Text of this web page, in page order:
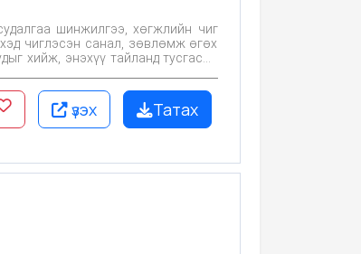
шинжилгээ, хөгжлийн чиг
чиглэсэн санал, зөвлөмж өгөх
хийж, энэхүү тайланд тусгасан
үзэх Татах